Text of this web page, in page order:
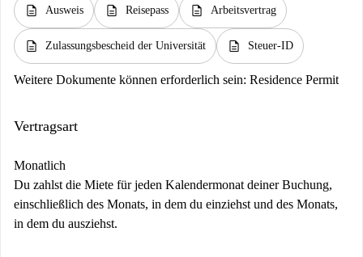
description Ausweis description Reisepass description Arbeitsvertrag
description Zulassungsbescheid der Universität description Steuer-ID
Weitere Dokumente können erforderlich sein: Residence Permit
Vertragsart
Monatlich
Du zahlst die Miete für jeden Kalendermonat deiner Buchung,
einschließlich des Monats, in dem du einziehst und des Monats,
in dem du ausziehst.